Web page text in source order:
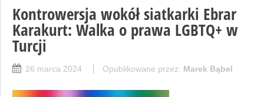
Kontrowersja wokół siatkarki Ebrar
Karakurt: Walka o prawa LGBTQ+ w
Turcji
26 marca 2024 Opublikowane przez: Marek Bąbel